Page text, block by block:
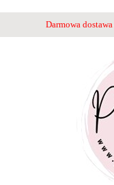
Darmowa dostawa